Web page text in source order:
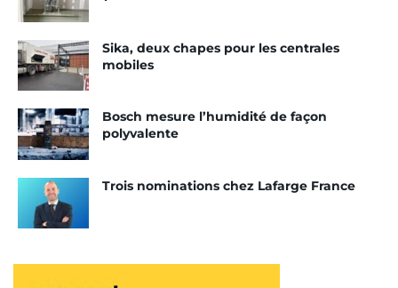
trouvé son public.
Ensuite, les entreprises pourront acheter en ligne
et se faire livrer la gamme de consommables
Tags: Chape fluide Barre à débuller
Sika, deux chapes pour les centrales
mobiles
Bosch mesure l’humidité de façon
polyvalente
Trois nominations chez Lafarge France